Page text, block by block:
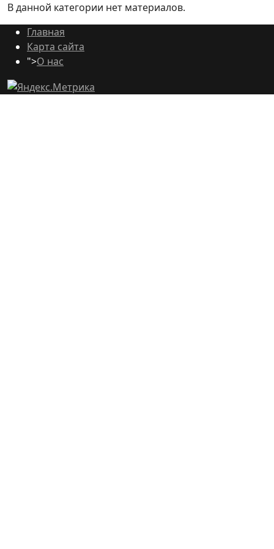
В данной категории нет материалов.
Главная
Карта сайта
">О нас